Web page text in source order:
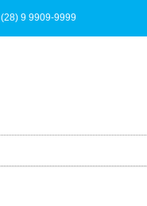
(28) 9 9909-9999